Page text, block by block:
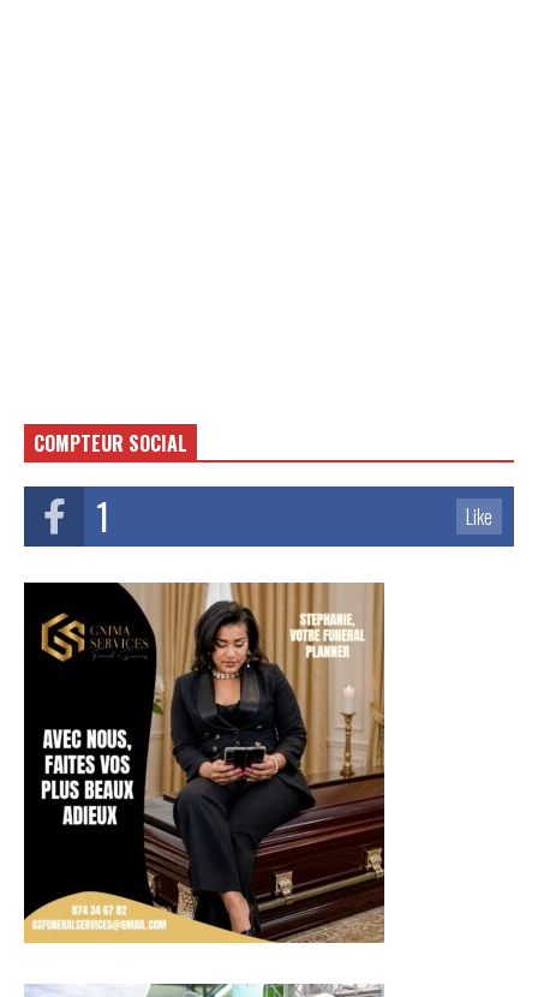
COMPTEUR SOCIAL
1 Like